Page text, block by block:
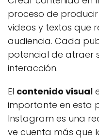
proceso de
videos y textos que
audiencia. Cada
potencial de atraer
interacción.
El contenido visual
importante en esta
Instagram es una
ve cuenta más que